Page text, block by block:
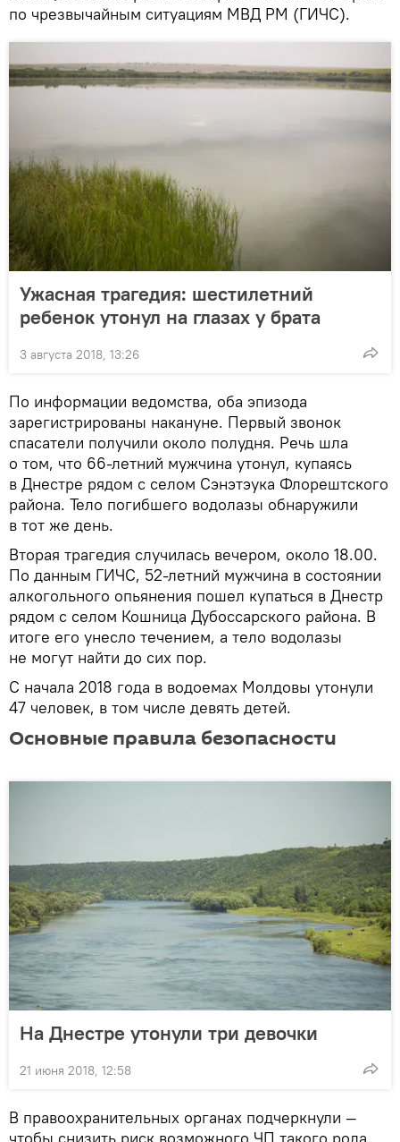
по чрезвычайным ситуациям МВД РМ (ГИЧС).
Ужасная трагедия: шестилетний
ребенок утонул на глазах у брата
3 августа 2018, 13:26
По информации ведомства, оба эпизода
зарегистрированы накануне. Первый звонок
спасатели получили около полудня. Речь шла
о том, что 66-летний мужчина утонул, купаясь
в Днестре рядом с селом Сэнэтэука Флорештского
района. Тело погибшего водолазы обнаружили
в тот же день.
Вторая трагедия случилась вечером, около 18.00.
По данным ГИЧС, 52-летний мужчина в состоянии
алкогольного опьянения пошел купаться в Днестр
рядом с селом Кошница Дубоссарского района. В
итоге его унесло течением, а тело водолазы
не могут найти до сих пор.
С начала 2018 года в водоемах Молдовы утонули
47 человек, в том числе девять детей.
Основные правила безопасности
На Днестре утонули три девочки
21 июня 2018, 12:58
В правоохранительных органах подчеркнули —